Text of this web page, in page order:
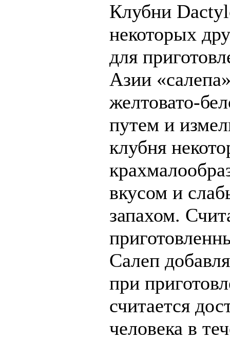
Клубни
некоторых
для
Азии
желтовато-
путем и
клубня
вкусом и
запахом.
Салеп
при
считается
человека в